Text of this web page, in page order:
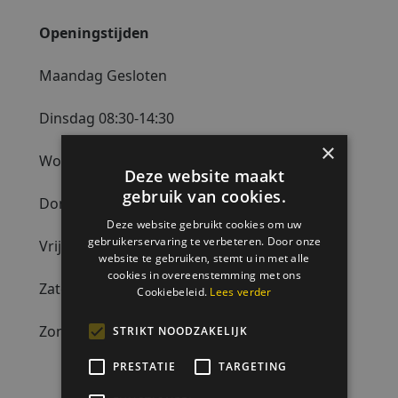
Openingstijden
Maandag Gesloten
Dinsdag 08:30-14:30
Woensdag 08:30-14:30
Donderdag 08:30-14:30
Vrijdag 08:30-14:30
Zaterdag 08:00-14:30
Zondag Gesloten
×
Deze website maakt
gebruik van cookies.
Deze website gebruikt cookies om uw
gebruikerservaring te verbeteren. Door onze
website te gebruiken, stemt u in met alle
cookies in overeenstemming met ons
Cookiebeleid. Lees verder
STRIKT NOODZAKELIJK
PRESTATIE TARGETING